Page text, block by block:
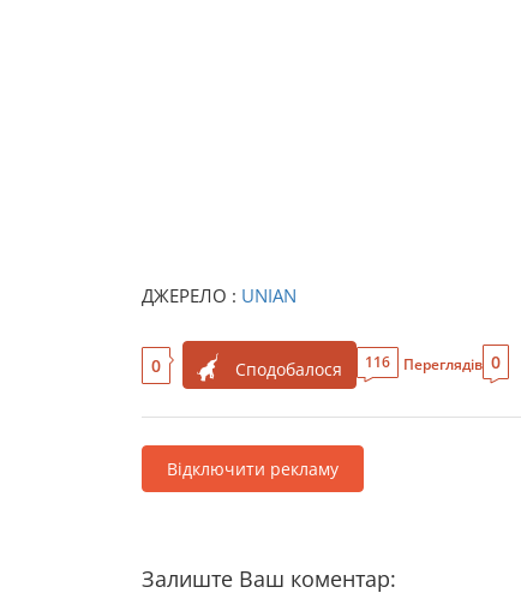
ДЖЕРЕЛО : UNIAN
0 Сподобалося 116 Переглядів 0
Відключити рекламу
Залиште Ваш коментар: